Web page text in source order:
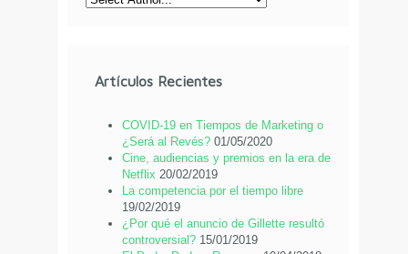
Artículos Recientes
COVID-19 en Tiempos de Marketing o
¿Será al Revés? 01/05/2020
Cine, audiencias y premios en la era de
Netflix 20/02/2019
La competencia por el tiempo libre
19/02/2019
¿Por qué el anuncio de Gillette resultó
controversial? 15/01/2019